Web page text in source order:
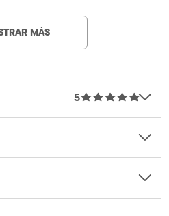
25.HUS.56093
tested for harmful
to the strict global criteria of
MÁS
5